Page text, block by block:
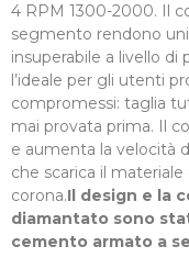
4 RPM 1300-2000. Il
segmento rendono
insuperabile a livello di
l’ideale per gli utenti
compromessi: taglia
mai provata prima. Il
e aumenta la velocità
che scarica il
corona.Il design e la
diamantato sono
cemento armato a